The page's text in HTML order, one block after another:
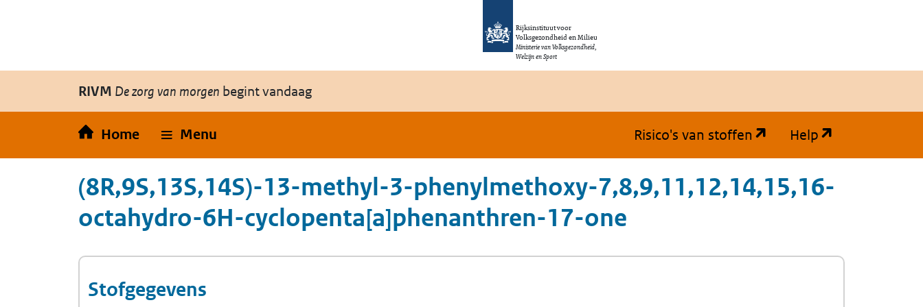
Rijksinstituut voor
Volksgezondheid en Milieu
Ministerie van Volksgezondheid,
Welzijn en Sport
RIVM De zorg van morgen begint vandaag
Home Menu Risico's van stoffen (opent in een nieuw
Help
(8R,9S,13S,14S)-13-methyl-3-phenylmethoxy-7,8,9,11,12,14,15,16-
octahydro-6H-cyclopenta[a]phenanthren-17-one
Stofgegevens